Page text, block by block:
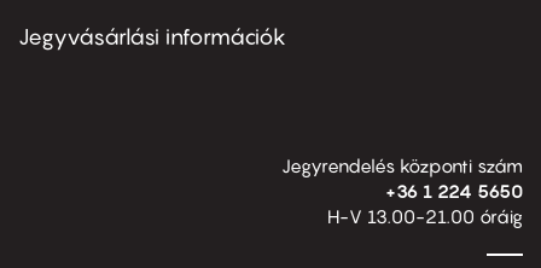
second
Jegyvásárlási információk
Jegyrendelés központi szám
+36 1 224 5650
H-V 13.00-21.00 óráig